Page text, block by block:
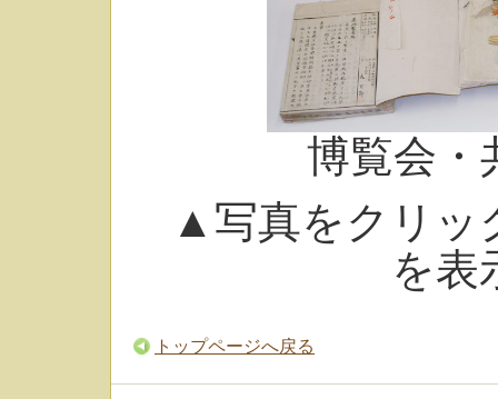
博覧会・
▲写真をクリッ
を表
トップページへ戻る